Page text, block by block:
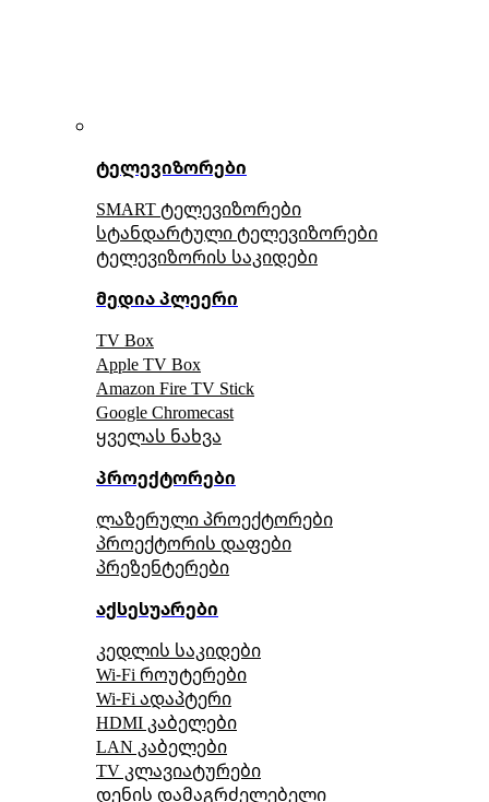
ტელევიზორები
SMART ტელევიზორები
სტანდარტული ტელევიზორები
ტელევიზორის საკიდები
მედია პლეერი
TV Box
Apple TV Box
Amazon Fire TV Stick
Google Chromecast
ყველას ნახვა
პროექტორები
ლაზერული პროექტორები
პროექტორის დაფები
პრეზენტერები
აქსესუარები
კედლის საკიდები
Wi-Fi როუტერები
Wi-Fi ადაპტერი
HDMI კაბელები
LAN კაბელები
TV კლავიატურები
დენის დამაგრძელებელი